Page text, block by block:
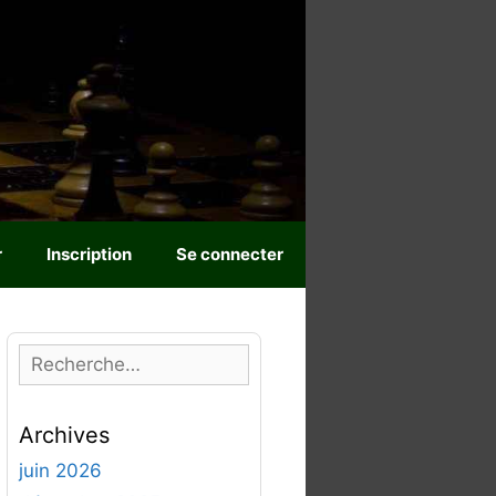
Inscription Se connecter
e
h
e
Archives
juin 2026